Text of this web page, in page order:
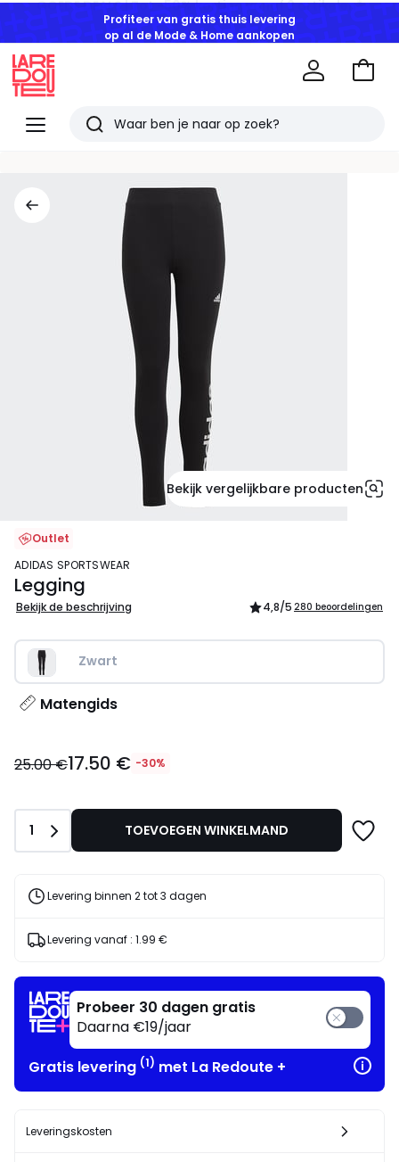
Profiteer van gratis thuis levering
op al de Mode & Home aankopen
Menu
Redoute
Zoeken
bekeken
artikelen
Naar
Bekijk vergelijkbare producten
Outlet
ADIDAS SPORTSWEAR
Legging
Bekijk de beschrijving 4,8/5 280 beoordelingen
Zwart
Matengids
€
25.00
€
korting
toegepast.
25.00 €17.50 € -30%
Aantal
1 TOEVOEGEN WINKELMAND
Levering binnen 2 tot 3 dagen
Levering vanaf : 1.99 €
Probeer 30 dagen gratis
Daarna €19/jaar
Gratis levering (1) met La Redoute +
Leveringskosten